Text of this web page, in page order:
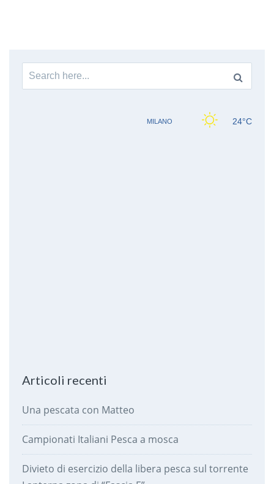
Search
for:
Articoli recenti
Una pescata con Matteo
Campionati Italiani Pesca a mosca
Divieto di esercizio della libera pesca sul torrente